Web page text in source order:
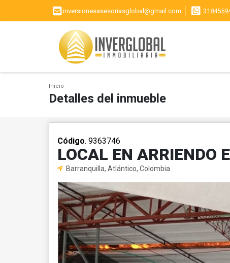
inversionesasesoriasglobal@gmail.com
Inicio
Detalles del inmueble
Código. 9363746
LOCAL EN ARRIENDO
Barranquilla, Atlántico, Colombia